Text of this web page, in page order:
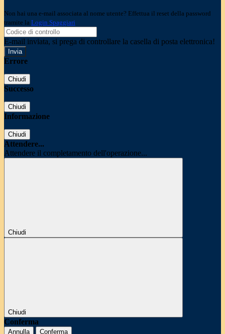
Non hai una e-mail associata al nome utente? Effettua il reset della password
tramite la Login Spaggiari
E-mail inviata, si prega di controllare la casella di posta elettronica!
Errore
Chiudi
Successo
Chiudi
Informazione
Chiudi
Attendere...
Attendere il completamento dell'operazione...
Chiudi
Chiudi
Conferma
Annulla Conferma